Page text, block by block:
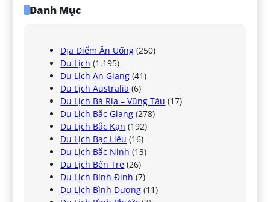
Danh Mục
Địa Điểm Ăn Uống (250)
Du Lịch (1.195)
Du Lịch An Giang (41)
Du Lịch Australia (6)
Du Lịch Bà Rịa – Vũng Tàu (17)
Du Lịch Bắc Giang (278)
Du Lịch Bắc Kạn (192)
Du Lịch Bạc Liêu (16)
Du Lịch Bắc Ninh (13)
Du Lịch Bến Tre (26)
Du Lịch Bình Định (7)
Du Lịch Bình Dương (11)